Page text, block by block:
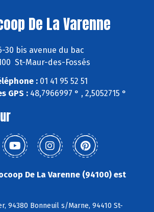
De La Varenne
30 bis avenue du bac
St-Maur-des-Fossés
:01 41 95 52 51
GPS :48,7966997 ° , 2,5052715 °
De La Varenne (94100) est
94380 Bonneuil s/Marne, 94410 St-